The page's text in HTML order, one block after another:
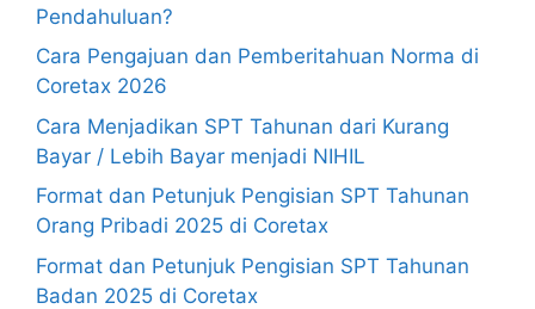
Pendahuluan?
Cara Pengajuan dan Pemberitahuan Norma di
Coretax 2026
Cara Menjadikan SPT Tahunan dari Kurang
Bayar / Lebih Bayar menjadi NIHIL
Format dan Petunjuk Pengisian SPT Tahunan
Orang Pribadi 2025 di Coretax
Format dan Petunjuk Pengisian SPT Tahunan
Badan 2025 di Coretax